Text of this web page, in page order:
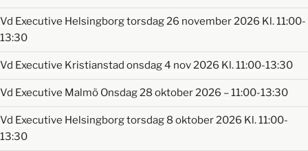
Vd Executive Helsingborg torsdag 26 november 2026 Kl. 11:00-
13:30
Vd Executive Kristianstad onsdag 4 nov 2026 Kl. 11:00-13:30
Vd Executive Malmö Onsdag 28 oktober 2026 – 11:00-13:30
Vd Executive Helsingborg torsdag 8 oktober 2026 Kl. 11:00-
13:30